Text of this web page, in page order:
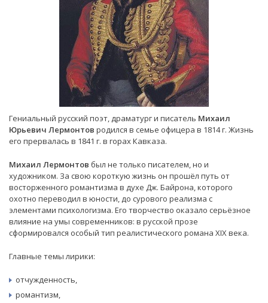
Гениальный русский поэт, драматург и писатель Михаил
Юрьевич Лермонтов родился в семье офицера в 1814 г. Жизнь
его прервалась в 1841 г. в горах Кавказа.
Михаил Лермонтов был не только писателем, но и
художником. За свою короткую жизнь он прошёл путь от
восторженного романтизма в духе Дж. Байрона, которого
охотно переводил в юности, до сурового реализма с
элементами психологизма. Его творчество оказало серьёзное
влияние на умы современников: в русской прозе
сформировался особый тип реалистического романа XIX века.
Главные темы лирики:
отчужденность,
романтизм,